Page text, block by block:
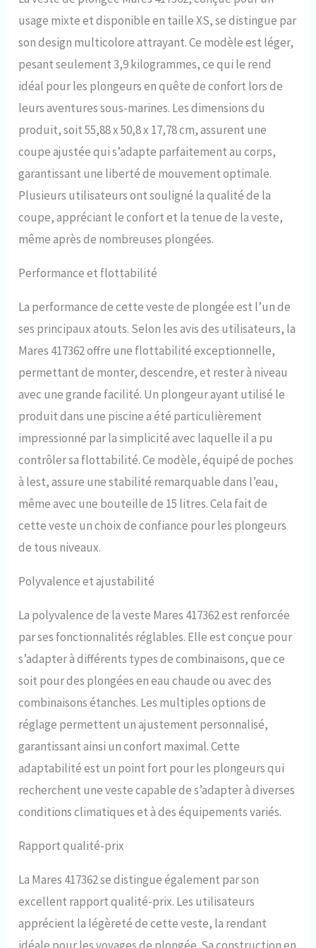
poids SLS, ce Mares Bolt SLS
BCD supporte une capacité de 4
+ 4 kg pour les tailles XS à M et 6
+ 6 kg pour les tailles L et XL.
Les indicateurs visuels
confirment le bon
positionnement du poids,
améliorant la sécurité pendant
vos plongées Design
ergonomique pour tous les
plongeurs – Avec une fermeture
à sangle ventrale réglable et un
système de poids monté à
l'arrière, le Mares Bolt SLS BCD
offre un design ergonomique
plongeurs les plus exigeants,
longues plongées
personnalisation : cet appareil
de contrôle de flottabilité
Mares Bolt SLS comprend une
pochette pliable, des poches
de poids réglables et divers
anneaux en D pour la fixation du
matériel. Les étiquettes de
personnalisation sur les
pochettes de ballast facilitent la
personnalisation Durable et
partir de Cordura 420, le Bolt
SLS BDC est conçu pour durer
pesant que 3,9 kg. Le sac à dos
monobloc prend en charge les
plongée
usage mixte et disponible en taille XS, se distingue par
son design multicolore attrayant. Ce modèle est léger,
pesant seulement 3,9 kilogrammes, ce qui le rend
idéal pour les plongeurs en quête de confort lors de
leurs aventures sous-marines. Les dimensions du
produit, soit 55,88 x 50,8 x 17,78 cm, assurent une
coupe ajustée qui s’adapte parfaitement au corps,
garantissant une liberté de mouvement optimale.
Plusieurs utilisateurs ont souligné la qualité de la
coupe, appréciant le confort et la tenue de la veste,
même après de nombreuses plongées.
Performance et flottabilité
La performance de cette veste de plongée est l’un de
ses principaux atouts. Selon les avis des utilisateurs, la
Mares 417362 offre une flottabilité exceptionnelle,
permettant de monter, descendre, et rester à niveau
avec une grande facilité. Un plongeur ayant utilisé le
produit dans une piscine a été particulièrement
impressionné par la simplicité avec laquelle il a pu
contrôler sa flottabilité. Ce modèle, équipé de poches
à lest, assure une stabilité remarquable dans l’eau,
même avec une bouteille de 15 litres. Cela fait de
cette veste un choix de confiance pour les plongeurs
de tous niveaux.
Polyvalence et ajustabilité
La polyvalence de la veste Mares 417362 est renforcée
par ses fonctionnalités réglables. Elle est conçue pour
s’adapter à différents types de combinaisons, que ce
soit pour des plongées en eau chaude ou avec des
combinaisons étanches. Les multiples options de
réglage permettent un ajustement personnalisé,
garantissant ainsi un confort maximal. Cette
adaptabilité est un point fort pour les plongeurs qui
recherchent une veste capable de s’adapter à diverses
conditions climatiques et à des équipements variés.
Rapport qualité-prix
La Mares 417362 se distingue également par son
excellent rapport qualité-prix. Les utilisateurs
apprécient la légèreté de cette veste, la rendant